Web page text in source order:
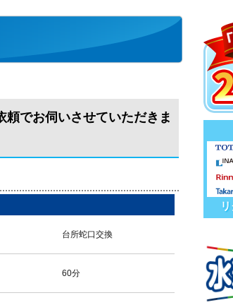
でお伺いさせていただきま
台所蛇口交換
60分